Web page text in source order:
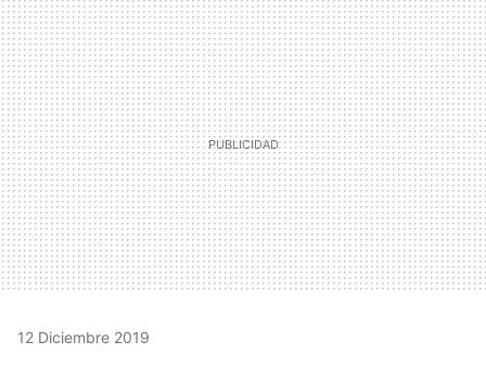
MAIL
12 Diciembre 2019